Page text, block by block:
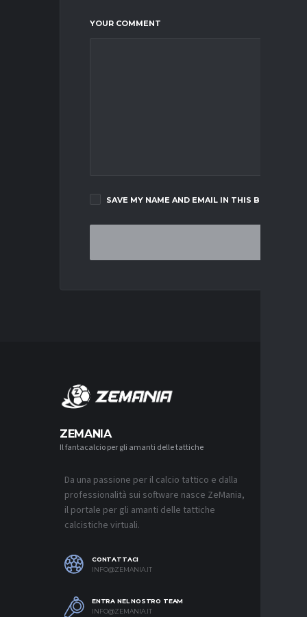
YOUR COMMENT
SAVE MY NAME AND EMAIL IN THIS BROWSER
ZEMANIA
Il fantacalcio per gli amanti delle tattiche
Da una passione per il calcio tattico e dalla
professionalità sui software nasce ZeMania,
il portale per gli amanti delle tattiche
calcistiche virtuali.
CONTATTACI
INFO@ZEMANIA.IT
ENTRA NEL NOSTRO TEAM
INFO@ZEMANIA.IT